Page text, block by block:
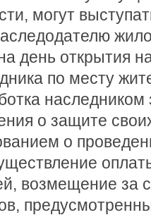
могут
день открытия
по месту
наследником
о защите
о
возмещение за